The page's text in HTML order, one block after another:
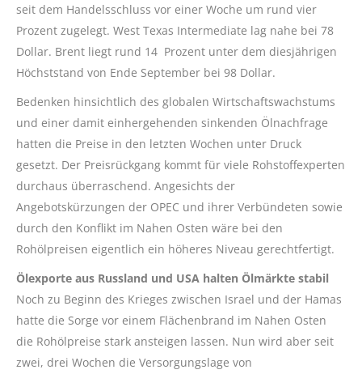
seit dem Handelsschluss vor einer Woche um rund vier
Prozent zugelegt. West Texas Intermediate lag nahe bei 78
Dollar. Brent liegt rund 14 Prozent unter dem diesjährigen
Höchststand von Ende September bei 98 Dollar.
Bedenken hinsichtlich des globalen Wirtschaftswachstums
und einer damit einhergehenden sinkenden Ölnachfrage
hatten die Preise in den letzten Wochen unter Druck
gesetzt. Der Preisrückgang kommt für viele Rohstoffexperten
durchaus überraschend. Angesichts der
Angebotskürzungen der OPEC und ihrer Verbündeten sowie
durch den Konflikt im Nahen Osten wäre bei den
Rohölpreisen eigentlich ein höheres Niveau gerechtfertigt.
Ölexporte aus Russland und USA halten Ölmärkte stabil
Noch zu Beginn des Krieges zwischen Israel und der Hamas
hatte die Sorge vor einem Flächenbrand im Nahen Osten
die Rohölpreise stark ansteigen lassen. Nun wird aber seit
zwei, drei Wochen die Versorgungslage von